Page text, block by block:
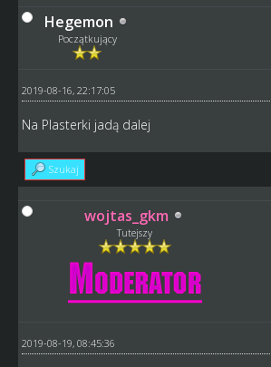
Hegemon
Początkujący
2019-08-16, 22:17:05
Na Plasterki jadą dalej
Szukaj
wojtas_gkm
Tutejszy
2019-08-19, 08:45:36